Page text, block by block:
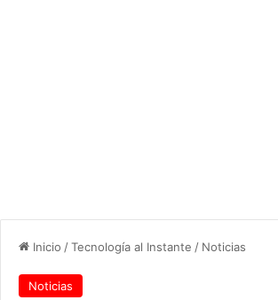
Inicio /Tecnología al Instante / Noticias
Noticias